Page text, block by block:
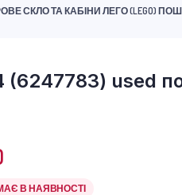
СКЛО ТА КАБІНИ ЛЕГО (LEGO)
(6247783) used
В НАЯВНОСТІ